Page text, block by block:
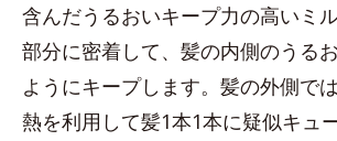
含んだうるおいキープ力の高いミ
部分に密着して、髪の内側のうる
ようにキープします。髪の外側で
熱を利用して髪1本1本に疑似キュ